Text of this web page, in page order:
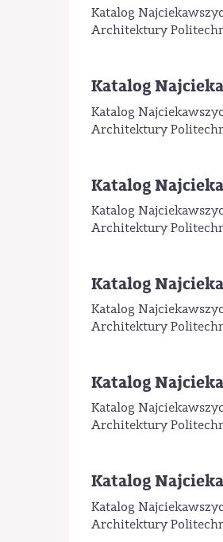
Katalog
Architektury
Katalog
Katalog
Architektury
Katalog
Katalog
Architektury
Katalog
Katalog
Architektury
Katalog
Katalog
Architektury
Katalog
Katalog
Architektury